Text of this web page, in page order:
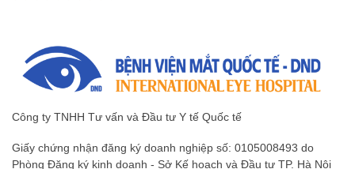
Công ty TNHH Tư vấn và Đầu tư Y tế Quốc tế
Giấy chứng nhận đăng ký doanh nghiệp số: 0105008493 do
Phòng Đăng ký kinh doanh - Sở Kế hoạch và Đầu tư TP. Hà Nội